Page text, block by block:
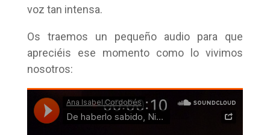
voz tan intensa.
Os traemos un pequeño audio para que
apreciéis ese momento como lo vivimos
nosotros: